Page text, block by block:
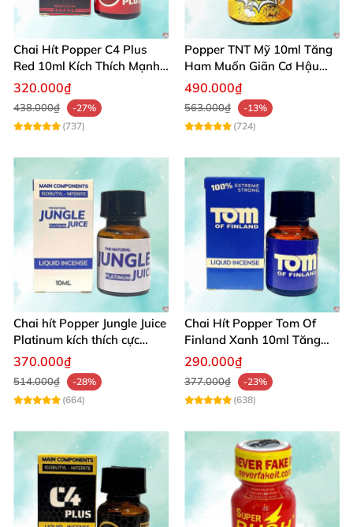
Chai Hít Popper C4 Plus
Red 10ml Kích Thích Mạnh
Mẽ Đam Mê
320.000₫
438.000₫
-27%
(737)
Popper TNT Mỹ 10ml Tăng
Ham Muốn Giãn Cơ Hậu
Môn Thảo Dược
490.000₫
563.000₫
-13%
(724)
Chai hít Popper Jungle Juice
Platinum kích thích cực
mạnh
370.000₫
514.000₫
-28%
(664)
Chai Hít Popper Tom Of
Finland Xanh 10ml Tăng
Ham Muốn Hậu Môn
290.000₫
377.000₫
-23%
(638)